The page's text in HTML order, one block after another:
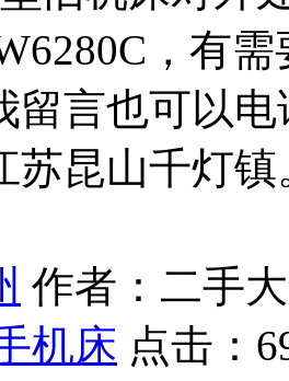
，有
留言也可以
苏昆山千灯
作者：二手
机床 点击：